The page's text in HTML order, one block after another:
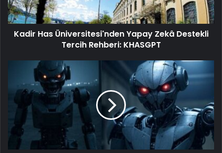
Kadir Has Üniversitesi'nden Yapay Zekâ Destekli
Tercih Rehberi: KHASGPT